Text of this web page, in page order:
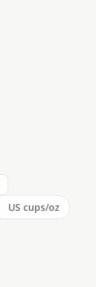
US cups/oz